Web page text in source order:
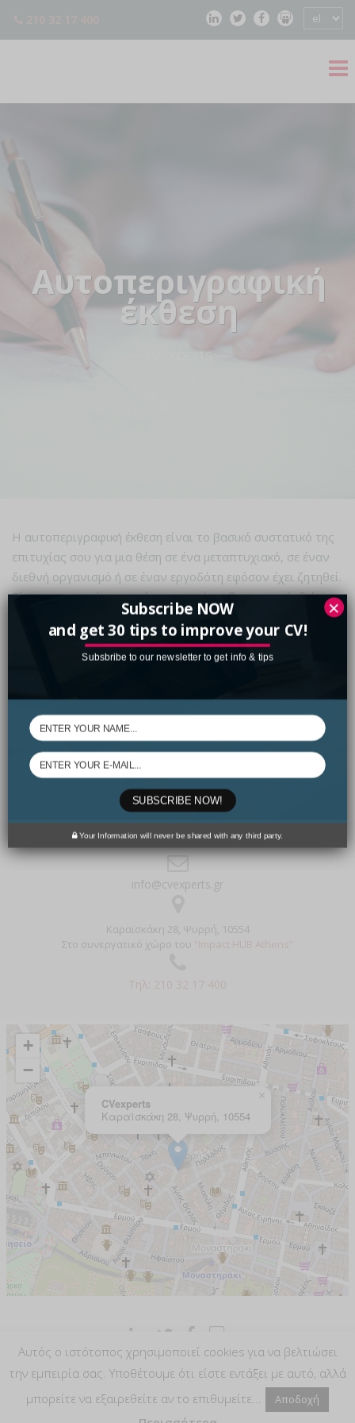
Aυτοπεριγραφική
έκθεση
— cvexperts —
Η αυτοπεριγραφική έκθεση είναι το βασικό συστατικό της
επιτυχίας σου για μια θέση σε ένα μεταπτυχιακό, σε έναν
διεθνή οργανισμό ή σε έναν εργοδότη εφόσον έχει ζητηθεί.
Είναι σημαντικότερη ακόμα και από το βιογραφικό, δείχνει
το εσωτερικό σου κίνητρο και παρουσιάζει το μοναδικό
προσωπικό σου αφήγημα.
Η αυτοπεριγραφική έκθεση είναι απολύτως
σαν το επόμενο φυσικό βήμα. Σκιαγραφούμε το προφίλ
σου με προσήλωση και ετοιμάζουμε το κατάλληλο αφήγημα
για εσένα που καθιστά την υποψηφιότητά σου στιβαρή,
συγκροτημένη, υποσχόμενη.
info@cvexperts.gr
Καραϊσκάκη 28, Ψυρρή, 10554
Στο συνεργατικό χώρο του “Impact HUB Athens”
Τηλ: 210 32 17 400
Privacy Policy
FAQ
Αυτός ο ιστότοπος χρησιμοποιεί cookies για να βελτιώσει
την εμπειρία σας. Υποθέτουμε ότι είστε εντάξει με αυτό, αλλά
μπορείτε να εξαιρεθείτε αν το επιθυμείτε...
Aποδοχή
Subscribe NOW
and get 30 tips to improve your CV!
Subsbribe to our newsletter to get info & tips
Your Information will never be shared with any third party.
SUBSCRIBE NOW!
×